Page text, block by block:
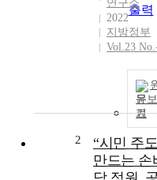
출력
연구소
2022
지방정부
Vol.23
문보
기
2
“시민 주
만드는 손